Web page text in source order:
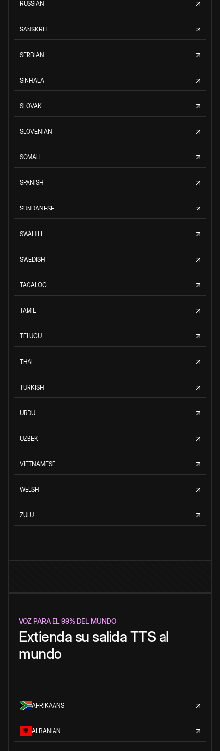
RUSSIAN
SANSKRIT
SERBIAN
SINHALA
SLOVAK
SLOVENIAN
SOMALI
SPANISH
SUNDANESE
SWAHILI
SWEDISH
TAGALOG
TAMIL
TELUGU
THAI
TURKISH
URDU
UZBEK
VIETNAMESE
WELSH
ZULU
VOZ PARA EL 99% DEL MUNDO
Extienda su salida TTS al
mundo
AFRIKAANS
ALBANIAN